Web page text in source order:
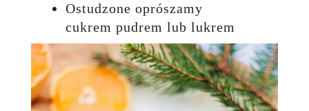
Ostudzone oprószamy
cukrem pudrem lub lukrem